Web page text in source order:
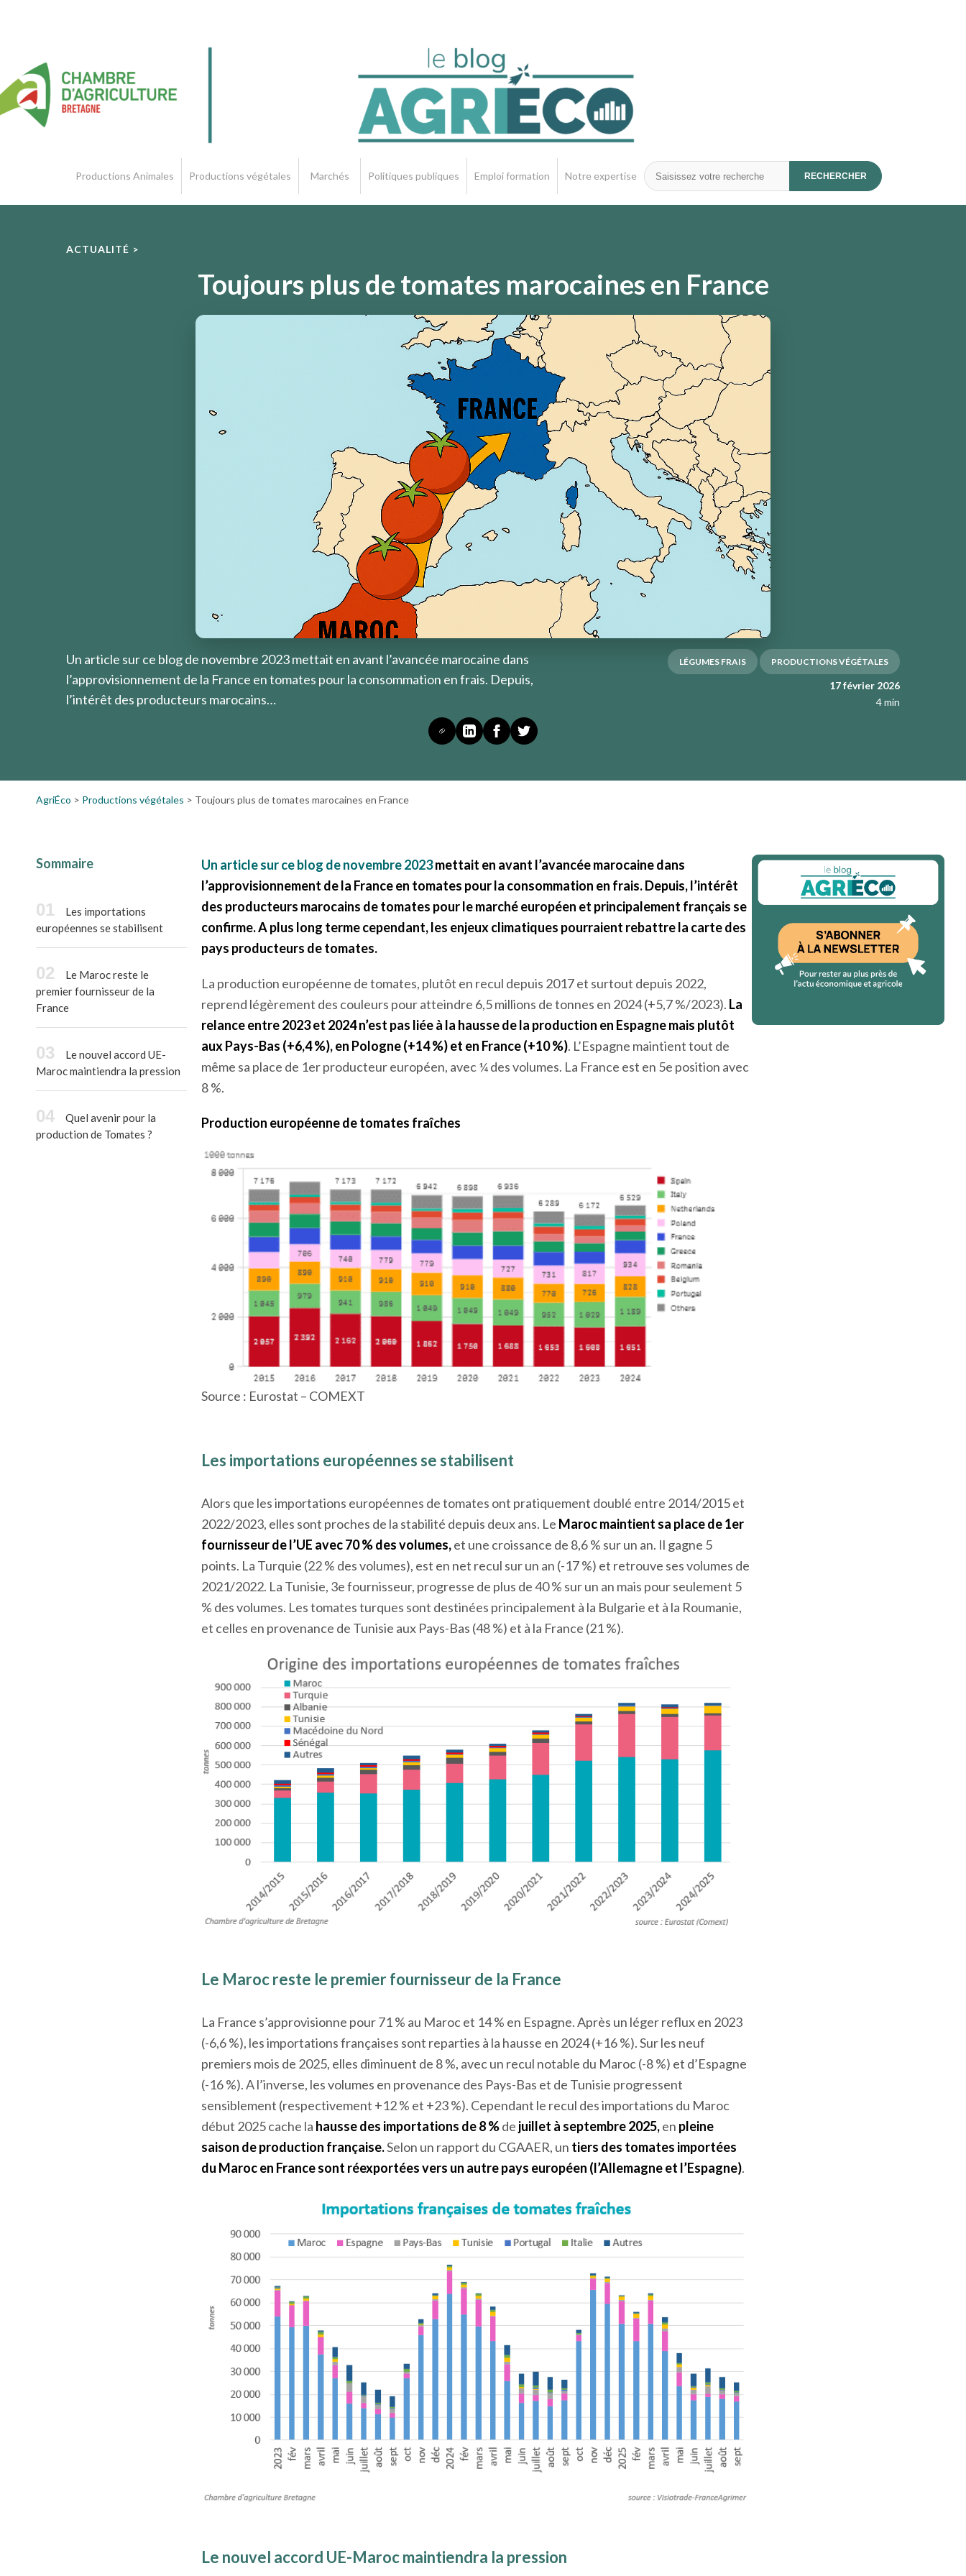
Productions Animales Productions végétales Marchés Politiques publiques Emploi formation Notre expertise
Rechercher
RECHERCHER
ACTUALITÉ >
Toujours plus de tomates marocaines en France
Un article sur ce blog de novembre 2023 mettait en avant l’avancée marocaine dans
l’approvisionnement de la France en tomates pour la consommation en frais. Depuis,
l’intérêt des producteurs marocains…
LÉGUMES FRAIS PRODUCTIONS VÉGÉTALES
17 février 2026
4 min
AgriÉco > Productions végétales > Toujours plus de tomates marocaines en France
Sommaire
Les importations
européennes se stabilisent
Le Maroc reste le
premier fournisseur de la
France
Le nouvel accord UE-
Maroc maintiendra la pression
Quel avenir pour la
production de Tomates ?
Un article sur ce blog de novembre 2023mettait en avant l’avancée marocaine dans
l’approvisionnement de la France en tomates pour la consommation en frais. Depuis, l’intérêt
des producteurs marocains de tomates pour le marché européen et principalement français se
confirme. A plus long terme cependant, les enjeux climatiques pourraient rebattre la carte des
pays producteurs de tomates.
La production européenne de tomates, plutôt en recul depuis 2017 et surtout depuis 2022,
reprend légèrement des couleurs pour atteindre 6,5 millions de tonnes en 2024 (+5,7 %/2023). La
relance entre 2023 et 2024 n’est pas liée à la hausse de la production en Espagne mais plutôt
aux Pays-Bas (+6,4 %), en Pologne (+14 %) et en France (+10 %). L’Espagne maintient tout de
même sa place de 1erproducteur européen, avec ¼ des volumes. La France est en 5e position avec
8 %.
Production européenne de tomates fraîches
Source : Eurostat – COMEXT
Les importations européennes se stabilisent
Alors que les importations européennes de tomates ont pratiquement doublé entre 2014/2015 et
2022/2023, elles sont proches de la stabilité depuis deux ans. Le Maroc maintient sa place de 1er
fournisseur de l’UE avec 70 % des volumes,et une croissance de 8,6 % sur un an. Il gagne 5
points. La Turquie (22 % des volumes), est en net recul sur un an (-17 %) et retrouve ses volumes de
2021/2022. La Tunisie, 3efournisseur, progresse de plus de 40 % sur un an mais pour seulement 5
% des volumes. Les tomates turques sont destinées principalement à la Bulgarie et à la Roumanie,
et celles en provenance de Tunisie aux Pays-Bas (48 %) et à la France (21 %).
Le Maroc reste le premier fournisseur de la France
La France s’approvisionne pour 71 % au Maroc et 14 % en Espagne. Après un léger reflux en 2023
(-6,6 %), les importations françaises sont reparties à la hausse en 2024 (+16 %). Sur les neuf
premiers mois de 2025, elles diminuent de 8 %, avec un recul notable du Maroc (-8 %) et d’Espagne
(-16 %). A l’inverse, les volumes en provenance des Pays-Bas et de Tunisie progressent
sensiblement (respectivement +12 % et +23 %). Cependant le recul des importations du Maroc
début 2025 cache la hausse des importations de 8 %de juillet à septembre 2025,en pleine
saison de production française.Selon un rapport du CGAAER, un tiers des tomates importées
du Marocen France sont réexportées vers un autre pays européen (l’Allemagne et l’Espagne).
Le nouvel accord UE-Maroc maintiendra la pression